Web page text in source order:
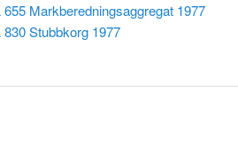
655 Markberedningsaggregat 1977
830 Stubbkorg 1977